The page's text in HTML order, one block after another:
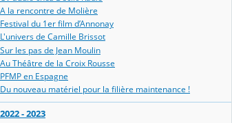
A la rencontre de Molière
Festival du 1er film d’Annonay
L'univers de Camille Brissot
Sur les pas de Jean Moulin
Au Théâtre de la Croix Rousse
PFMP en Espagne
Du nouveau matériel pour la filière maintenance !
2022 - 2023